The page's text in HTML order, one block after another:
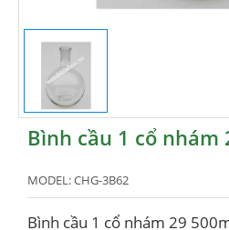
Bình cầu 1 cổ nhám
MODEL:CHG-3B62
Bình cầu 1 cổ nhám 29